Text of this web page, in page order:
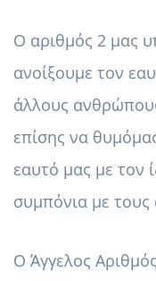
Ο αριθμός 2 μας
ανοίξουμε τον
άλλους
επίσης να
εαυτό μας με τον
συμπόνια με τους
Ο Άγγελος